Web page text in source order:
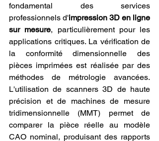
fondamental des services
professionnels d'impression 3D en ligne
sur mesure, particulièrement pour les
applications critiques. La vérification de
la conformité dimensionnelle des
pièces imprimées est réalisée par des
méthodes de métrologie avancées.
L'utilisation de scanners 3D de haute
précision et de machines de mesure
tridimensionnelle (MMT) permet de
comparer la pièce réelle au modèle
CAO nominal, produisant des rapports